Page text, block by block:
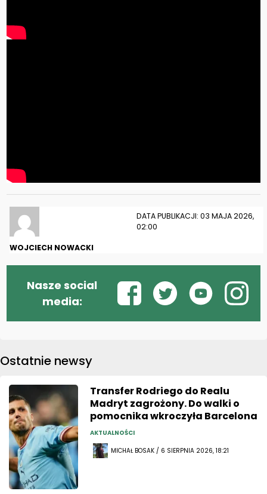
DATA PUBLIKACJI: 03 MAJA 2026,
02:00
WOJCIECH NOWACKI
Nasze social
media:
Ostatnie newsy
Transfer Rodriego do Realu
Madryt zagrożony. Do walki o
pomocnika wkroczyła Barcelona
AKTUALNOŚCI
MICHAŁ BOSAK / 6 SIERPNIA 2026, 18:21